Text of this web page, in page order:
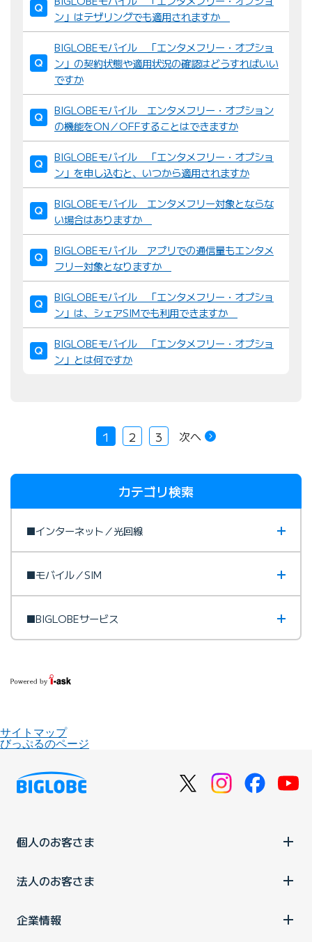
ン」はテザリングでも適用されますか
BIGLOBEモバイル 「エンタメフリー・オプショ
ン」の契約状態や適用状況の確認はどうすればいい
ですか
BIGLOBEモバイル エンタメフリー・オプション
の機能をON／OFFすることはできますか
BIGLOBEモバイル 「エンタメフリー・オプショ
ン」を申し込むと、いつから適用されますか
BIGLOBEモバイル エンタメフリー対象とならな
い場合はありますか
BIGLOBEモバイル アプリでの通信量もエンタメ
フリー対象となりますか
BIGLOBEモバイル 「エンタメフリー・オプショ
ン」は、シェアSIMでも利用できますか
BIGLOBEモバイル 「エンタメフリー・オプショ
ン」とは何ですか
1 2 3 次へ
カテゴリ検索
■インターネット／光回線
■モバイル／SIM
■BIGLOBEサービス
サイトマップ
びっぷるのページ
個人のお客さま
法人のお客さま
企業情報